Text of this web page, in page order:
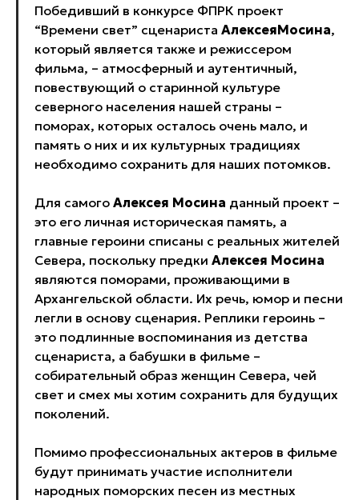
Победивший в конкурсе ФПРК проект
“Времени свет” сценариста АлексеяМосина,
который является также и режиссером
фильма, – атмосферный и аутентичный,
повествующий о старинной культуре
северного населения нашей страны –
поморах, которых осталось очень мало, и
память о них и их культурных традициях
необходимо сохранить для наших потомков.
Для самого Алексея Мосина данный проект –
это его личная историческая память, а
главные героини списаны с реальных жителей
Севера, поскольку предки Алексея Мосина
являются поморами, проживающими в
Архангельской области. Их речь, юмор и песни
легли в основу сценария. Реплики героинь –
это подлинные воспоминания из детства
сценариста, а бабушки в фильме –
собирательный образ женщин Севера, чей
свет и смех мы хотим сохранить для будущих
поколений.
Помимо профессиональных актеров в фильме
будут принимать участие исполнители
народных поморских песен из местных